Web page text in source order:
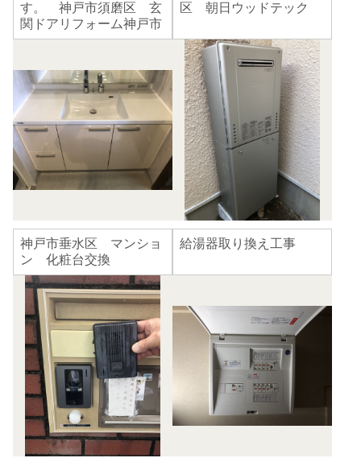
す。 神戸市須磨区 玄
関ドアリフォーム神戸市
区 朝日ウッドテック
神戸市垂水区 マンショ
ン 化粧台交換
給湯器取り換え工事